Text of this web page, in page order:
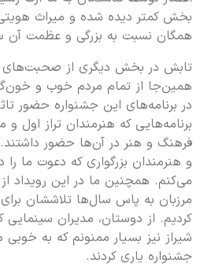
بخش کمتر دیده شده و میراث هویتی
همگان نسبت به بزرگی و عظمت آن سر
تابش در بخش دیگری از صحبت‌های
همین‌جا از تمام مردم خوب و
در برنامه‌های این جشنواره حضور
برنامه‌هایی که هنرمندان تراز اول
فرهنگ و هنر در آن‌ها حضور داشتند.
و هنرمندان بزرگواری که دعوت ما را
می‌کنم. همچنین ما در این رویداد از
مرزبان به پاس سال‌ها تلاششان
کردیم. از دوستان، مدیران سینمایی
شیراز نیز بسیار ممنونم که به خوبی
جشنواره یاری کردند.